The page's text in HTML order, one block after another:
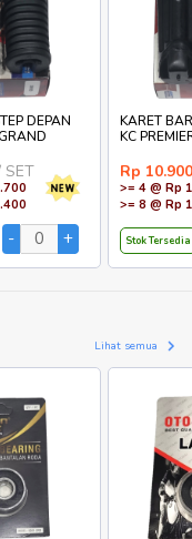
DEPAN
SET
KARET
KC
Rp 10.900
>= 4 @ Rp
>= 8 @ Rp
Stok Tersedia
Lihat semua